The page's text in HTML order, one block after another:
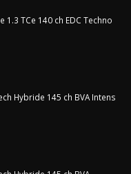
1.3 TCe 140 ch EDC Techno
Hybride 145 ch BVA Intens